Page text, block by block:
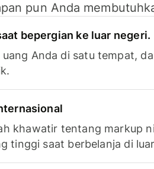
pun Anda
bepergian ke luar negeri.
uang Anda di satu tempat,
khawatir tentang markup
tinggi saat berbelanja di